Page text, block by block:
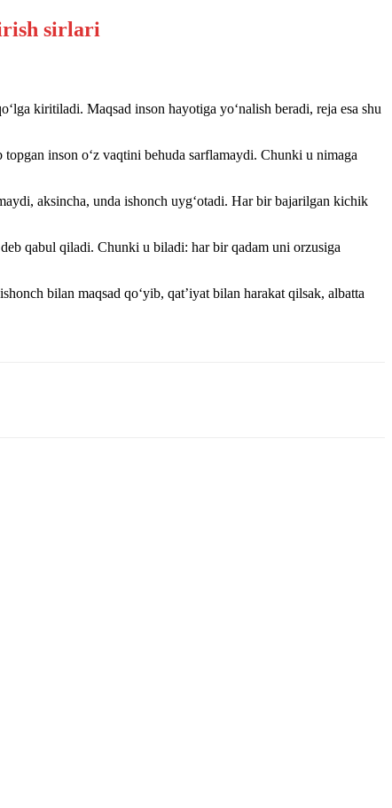
kiritiladi. Maqsad inson hayotiga yo‘nalish beradi, reja esa shu
inson o‘z vaqtini behuda sarflamaydi. Chunki u nimaga
aksincha, unda ishonch uyg‘otadi. Har bir bajarilgan kichik
qabul qiladi. Chunki u biladi: har bir qadam uni orzusiga
bilan maqsad qo‘yib, qat’iyat bilan harakat qilsak, albatta